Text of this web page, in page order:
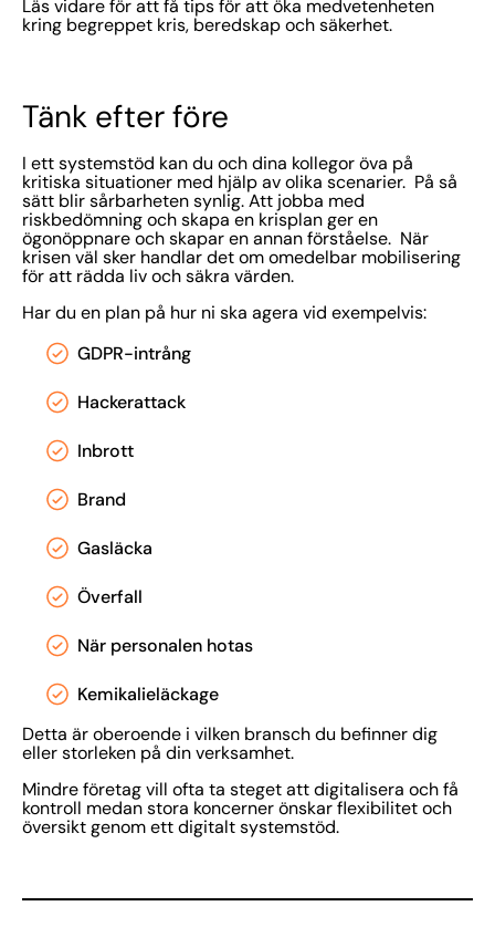
Läs vidare för att få tips för att öka medvetenheten
kring begreppet kris, beredskap och säkerhet.
Tänk efter före
I ett systemstöd kan du och dina kollegor öva på
kritiska situationer med hjälp av olika scenarier. På så
sätt blir sårbarheten synlig. Att jobba med
riskbedömning och skapa en krisplan ger en
ögonöppnare och skapar en annan förståelse. När
krisen väl sker handlar det om omedelbar mobilisering
för att rädda liv och säkra värden.
Har du en plan på hur ni ska agera vid exempelvis:
GDPR-intrång
Hackerattack
Inbrott
Brand
Gasläcka
Överfall
När personalen hotas
Kemikalieläckage
Detta är oberoende i vilken bransch du befinner dig
eller storleken på din verksamhet.
Mindre företag vill ofta ta steget att digitalisera och få
kontroll medan stora koncerner önskar flexibilitet och
översikt genom ett digitalt systemstöd.